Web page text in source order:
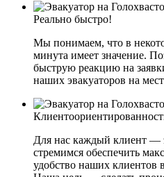
Реально быстро!
Мы понимаем, что в
минута имеет значение.
быструю реакцию на
наших эвакуаторов на
Для нас каждый клиент —
стремимся обеспечить
удобство наших клиентов